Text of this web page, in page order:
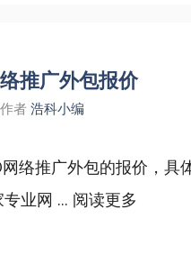
推广外包报价
作者 浩科小编
网络推广外包的报价，
业网 ... 阅读更多